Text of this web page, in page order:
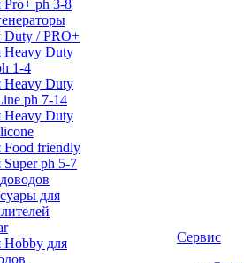
Pro+ ph 3-8
Duty / PRO+
Heavy Duty
1-4
Heavy Duty
ph 7-14
Heavy Duty
Food friendly
ph 5-7
для
Hobby для
Сервис